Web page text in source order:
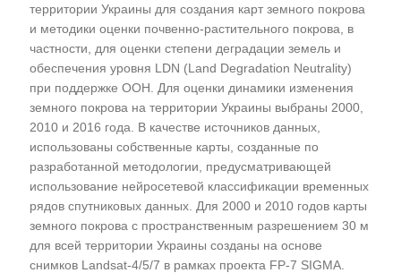
территории Украины для создания карт земного покрова
и методики оценки почвенно-растительного покрова, в
частности, для оценки степени деградации земель и
обеспечения уровня LDN (Land Degradation Neutrality)
при поддержке ООН. Для оценки динамики изменения
земного покрова на территории Украины выбраны 2000,
2010 и 2016 года. В качестве источников данных,
использованы собственные карты, созданные по
разработанной методологии, предусматривающей
использование нейросетевой классификации временных
рядов спутниковых данных. Для 2000 и 2010 годов карты
земного покрова с пространственным разрешением 30 м
для всей территории Украины созданы на основе
снимков Landsat-4/5/7 в рамках проекта FP-7 SIGMA.